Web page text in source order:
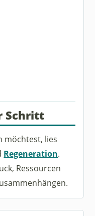
Schritt
möchtest, lies
Regeneration.
Ressourcen